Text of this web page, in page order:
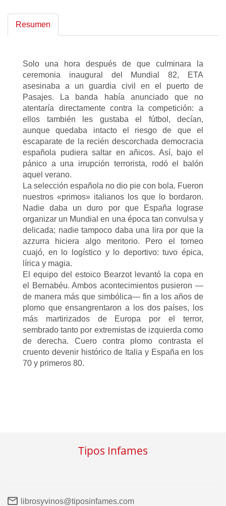
Resumen
Solo una hora después de que culminara la
ceremonia inaugural del Mundial 82, ETA
asesinaba a un guardia civil en el puerto de
Pasajes. La banda había anunciado que no
atentaría directamente contra la competición: a
ellos también les gustaba el fútbol, decían,
aunque quedaba intacto el riesgo de que el
escaparate de la recién descorchada democracia
española pudiera saltar en añicos. Así, bajo el
pánico a una irrupción terrorista, rodó el balón
aquel verano.
La selección española no dio pie con bola. Fueron
nuestros «primos» italianos los que lo bordaron.
Nadie daba un duro por que España lograse
organizar un Mundial en una época tan convulsa y
delicada; nadie tampoco daba una lira por que la
azzurra hiciera algo meritorio. Pero el torneo
cuajó, en lo logístico y lo deportivo: tuvo épica,
lírica y magia.
El equipo del estoico Bearzot levantó la copa en
el Bernabéu. Ambos acontecimientos pusieron —
de manera más que simbólica— fin a los años de
plomo que ensangrentaron a los dos países, los
más martirizados de Europa por el terror,
sembrado tanto por extremistas de izquierda como
de derecha. Cuero contra plomo contrasta el
cruento devenir histórico de Italia y España en los
70 y primeros 80.
Tipos Infames
librosyvinos@tiposinfames.com